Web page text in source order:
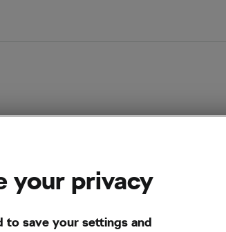
your privacy
to save your settings and